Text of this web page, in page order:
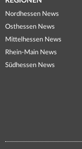
Nordhessen News
Osthessen News
Mittelhessen News
Rhein-Main News
Südhessen News